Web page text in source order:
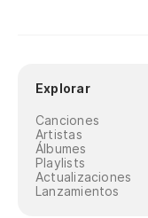
Explorar
Canciones
Artistas
Álbumes
Playlists
Actualizaciones
Lanzamientos